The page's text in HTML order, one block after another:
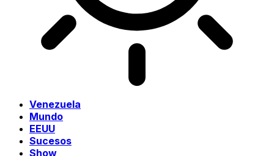
Venezuela
Mundo
EEUU
Sucesos
Show